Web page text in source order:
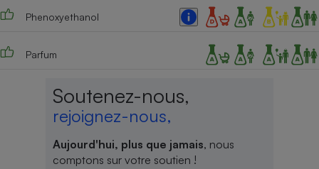
Phenoxyethanol
Parfum
Soutenez-nous,
rejoignez-nous,
Aujourd'hui, plus que jamais, nous
comptons sur votre soutien !